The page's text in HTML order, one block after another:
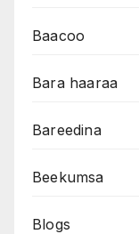
Baacoo
Bara haaraa
Bareedina
Beekumsa
Blogs